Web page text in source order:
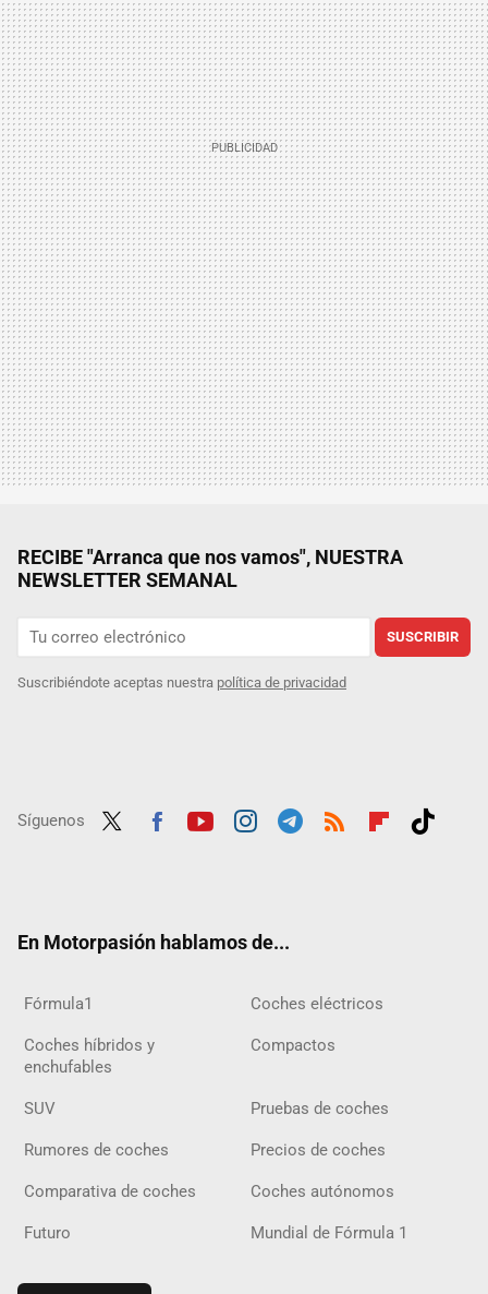
RECIBE "Arranca que nos vamos", NUESTRA
NEWSLETTER SEMANAL
SUSCRIBIR
Suscribiéndote aceptas nuestra política de privacidad
Síguenos
En Motorpasión hablamos de...
Fórmula1 Coches eléctricos
Coches híbridos y
enchufables
Compactos
SUV Pruebas de coches
Rumores de coches Precios de coches
Comparativa de coches Coches autónomos
Futuro Mundial de Fórmula 1